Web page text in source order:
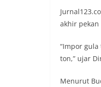
akhir
“Impor
ton,” ujar
Menurut